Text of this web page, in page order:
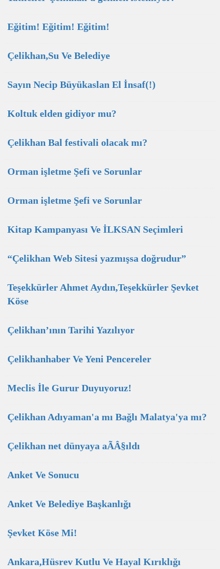
Eğitim! Eğitim! Eğitim!
Çelikhan,Su Ve Belediye
Sayın Necip Büyükaslan El İnsaf(!)
Koltuk elden gidiyor mu?
Çelikhan Bal festivali olacak mı?
Orman işletme Şefi ve Sorunlar
Orman işletme Şefi ve Sorunlar
Kitap Kampanyası Ve İLKSAN Seçimleri
“Çelikhan Web Sitesi yazmışsa doğrudur”
Teşekkürler Ahmet Aydın,Teşekkürler Şevket
Köse
Çelikhan’ının Tarihi Yazılıyor
Çelikhanhaber Ve Yeni Pencereler
Meclis İle Gurur Duyuyoruz!
Çelikhan Adıyaman'a mı Bağlı Malatya'ya mı?
Çelikhan net dünyaya aÃÂ§ıldı
Anket Ve Sonucu
Anket Ve Belediye Başkanlığı
Şevket Köse Mi!
Ankara,Hüsrev Kutlu Ve Hayal Kırıklığı